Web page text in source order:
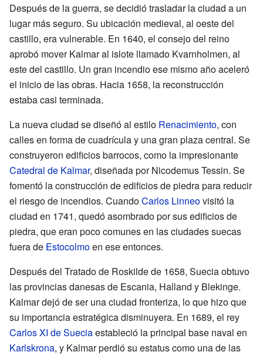
Después de la guerra, se decidió trasladar la ciudad a un
lugar más seguro. Su ubicación medieval, al oeste del
castillo, era vulnerable. En 1640, el consejo del reino
aprobó mover Kalmar al islote llamado Kvarnholmen, al
este del castillo. Un gran incendio ese mismo año aceleró
el inicio de las obras. Hacia 1658, la reconstrucción
estaba casi terminada.
La nueva ciudad se diseñó al estilo Renacimiento, con
calles en forma de cuadrícula y una gran plaza central. Se
construyeron edificios barrocos, como la impresionante
Catedral de Kalmar, diseñada por Nicodemus Tessin. Se
fomentó la construcción de edificios de piedra para reducir
el riesgo de incendios. CuandoCarlos Linneovisitó la
ciudad en 1741, quedó asombrado por sus edificios de
piedra, que eran poco comunes en las ciudades suecas
fuera de Estocolmoen ese entonces.
Después del Tratado de Roskilde de 1658, Suecia obtuvo
las provincias danesas de Escania, Halland y Blekinge.
Kalmar dejó de ser una ciudad fronteriza, lo que hizo que
su importancia estratégica disminuyera. En 1689, el rey
Carlos XI de Sueciaestableció la principal base naval en
Karlskrona, y Kalmar perdió su estatus como una de las